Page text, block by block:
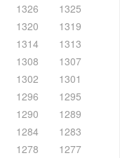
1326
1325
1320
1319
1314
1313
1308
1307
1302
1301
1296
1295
1290
1289
1284
1283
1278
1277